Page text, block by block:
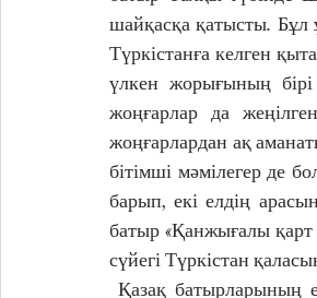
шайқасқа қатысты.
Түркістанға келген
үлкен жорығының
жоңғарлар да
жоңғарлардан ақ
бітімші мәмілегер де
барып, екі елдің
батыр «Қанжығалы
сүйегі Түркістан